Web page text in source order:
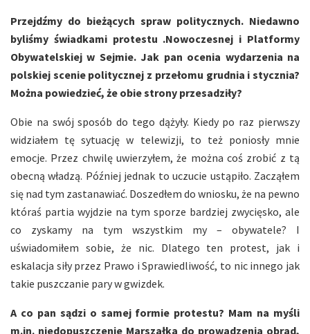
Przejdźmy do bieżących spraw politycznych. Niedawno
byliśmy świadkami protestu .Nowoczesnej i Platformy
Obywatelskiej w Sejmie. Jak pan ocenia wydarzenia na
polskiej scenie politycznej z przełomu grudnia i stycznia?
Można powiedzieć, że obie strony przesadziły?
Obie na swój sposób do tego dążyły. Kiedy po raz pierwszy
widziałem tę sytuację w telewizji, to też poniosły mnie
emocje. Przez chwilę uwierzyłem, że można coś zrobić z tą
obecną władzą. Później jednak to uczucie ustąpiło. Zacząłem
się nad tym zastanawiać. Doszedłem do wniosku, że na pewno
któraś partia wyjdzie na tym sporze bardziej zwycięsko, ale
co zyskamy na tym wszystkim my – obywatele? I
uświadomiłem sobie, że nic. Dlatego ten protest, jak i
eskalacja siły przez Prawo i Sprawiedliwość, to nic innego jak
takie puszczanie pary w gwizdek.
A co pan sądzi o samej formie protestu? Mam na myśli
m.in. niedopuszczenie Marszałka do prowadzenia obrad,